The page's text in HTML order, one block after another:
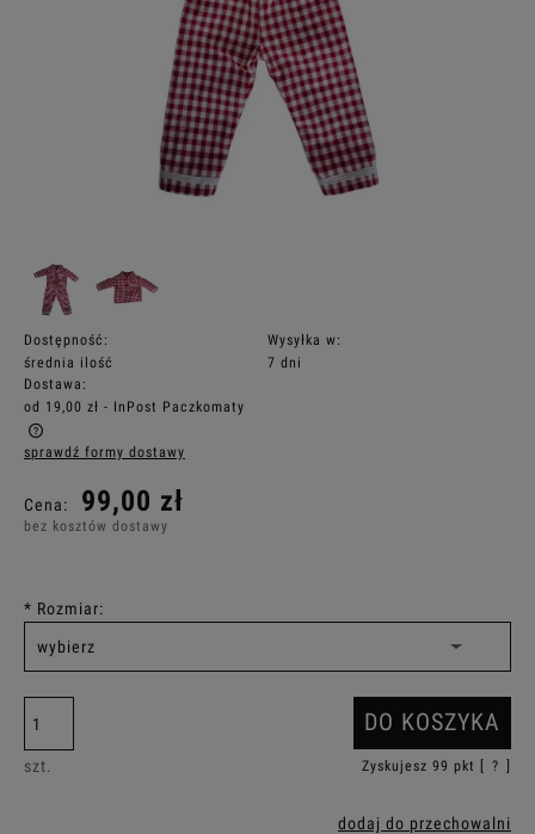
Dostępność:
średnia ilość
Wysyłka w:
7 dni
Dostawa:
od 19,00 zł - InPost Paczkomaty
Cena nie zawiera ewentualnych kosztów płatności
sprawdź formy dostawy
Cena: 99,00 zł
bez kosztów dostawy
* Rozmiar:
szt.
DO KOSZYKA
Zyskujesz 99 pkt [ ? ]
dodaj do przechowalni